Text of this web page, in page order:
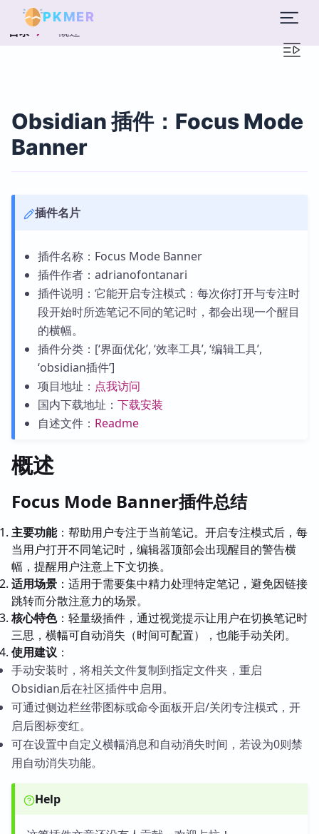
PKMER
目录 概述
Obsidian 插件：Focus Mode
Banner
插件名片
插件名称：Focus Mode Banner
插件作者：adrianofontanari
插件说明：它能开启专注模式：每次你打开与专注时
段开始时所选笔记不同的笔记时，都会出现一个醒目
的横幅。
插件分类：[‘界面优化’, ‘效率工具’, ‘编辑工具’,
‘obsidian插件’]
项目地址： 点我访问
国内下载地址： 下载安装
自述文件： Readme
概述
Focus Mode Banner插件总结
主要功能：帮助用户专注于当前笔记。开启专注模式后，每
当用户打开不同笔记时，编辑器顶部会出现醒目的警告横
幅，提醒用户注意上下文切换。
适用场景 ：适用于需要集中精力处理特定笔记，避免因链接
跳转而分散注意力的场景。
核心特色：轻量级插件，通过视觉提示让用户在切换笔记时
三思，横幅可自动消失（时间可配置），也能手动关闭。
使用建议 ：
手动安装时，将相关文件复制到指定文件夹，重启
Obsidian后在社区插件中启用。
可通过侧边栏丝带图标或命令面板开启/关闭专注模式，开
启后图标变红。
可在设置中自定义横幅消息和自动消失时间，若设为0则禁
用自动消失功能。
Help